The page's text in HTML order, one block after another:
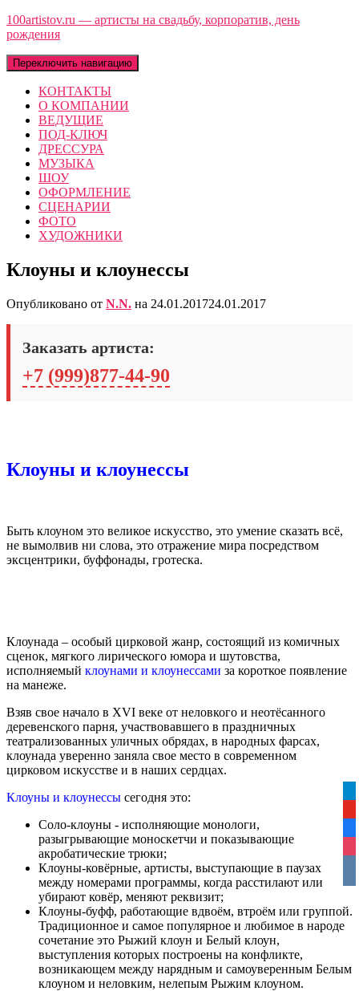
100artistov.ru — артисты на свадьбу, корпоратив, день
рождения
Переключить навигацию
КОНТАКТЫ
О КОМПАНИИ
ВЕДУЩИЕ
ПОД-КЛЮЧ
ДРЕССУРА
МУЗЫКА
ШОУ
ОФОРМЛЕНИЕ
СЦЕНАРИИ
ФОТО
ХУДОЖНИКИ
Клоуны и клоунессы
Опубликовано от N.N. на 24.01.201724.01.2017
Заказать артиста:
+7 (999)877-44-90
Клоуны и клоунессы
Быть клоуном это великое искусство, это умение сказать всё,
не вымолвив ни слова, это отражение мира посредством
эксцентрики, буффонады, гротеска.
Клоунада – особый цирковой жанр, состоящий из комичных
сценок, мягкого лирического юмора и шутовства,
исполняемый клоунами и клоунессами за короткое появление
на манеже.
Взяв свое начало в XVI веке от неловкого и неотёсанного
деревенского парня, участвовавшего в праздничных
театрализованных уличных обрядах, в народных фарсах,
клоунада уверенно заняла свое место в современном
цирковом искусстве и в наших сердцах.
Клоуны и клоунессы сегодня это:
Соло-клоуны - исполняющие монологи,
разыгрывающие моноскетчи и показывающие
акробатические трюки;
Клоуны-ковёрные, артисты, выступающие в паузах
между номерами программы, когда расстилают или
убирают ковёр, меняют реквизит;
Клоуны-буфф, работающие вдвоём, втроём или группой.
Традиционное и самое популярное и любимое в народе
сочетание это Рыжий клоун и Белый клоун,
выступления которых построены на конфликте,
возникающем между нарядным и самоуверенным Белым
клоуном и неловким, нелепым Рыжим клоуном.